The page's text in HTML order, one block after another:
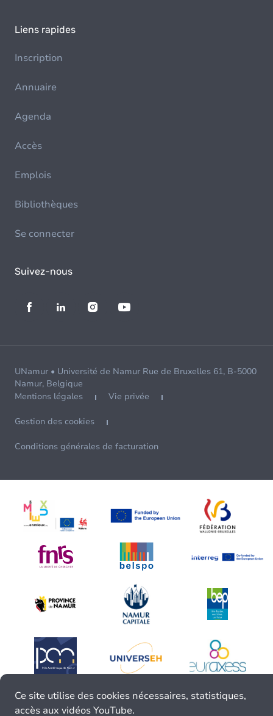
Liens rapides
Inscription
Annuaire
Agenda
Accès
Emplois
Bibliothèques
Se connecter
Suivez-nous
UNamur • Université de Namur Rue de Bruxelles 61, B-5000
Namur, Belgique
Mentions légales
Vie privée
Gestion des cookies
Conditions générales de facturation
Ce site utilise des cookies nécessaires, statistiques,
accès aux vidéos YouTube.